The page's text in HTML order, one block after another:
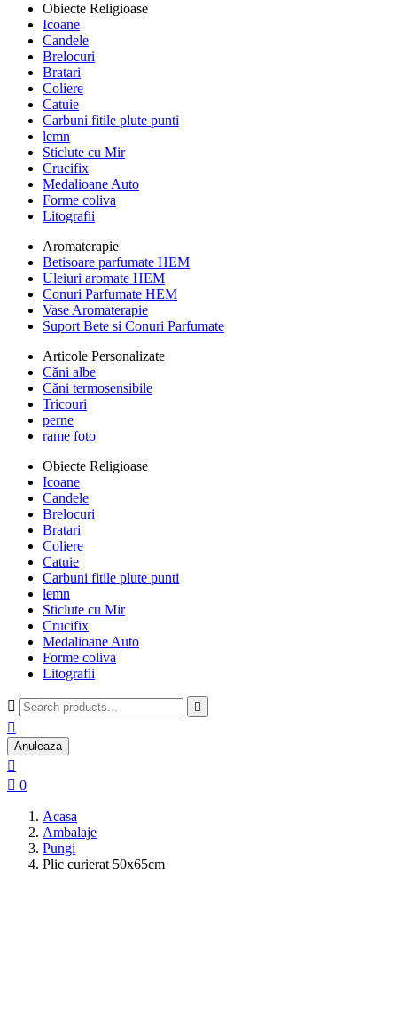
Obiecte Religioase
Icoane
Candele
Brelocuri
Bratari
Coliere
Catuie
Carbuni fitile plute punti
lemn
Sticlute cu Mir
Crucifix
Medalioane Auto
Forme coliva
Litografii
Aromaterapie
Betisoare parfumate HEM
Uleiuri aromate HEM
Conuri Parfumate HEM
Vase Aromaterapie
Suport Bete si Conuri Parfumate
Articole Personalizate
Căni albe
Căni termosensibile
Tricouri
perne
rame foto
Obiecte Religioase
Icoane
Candele
Brelocuri
Bratari
Coliere
Catuie
Carbuni fitile plute punti
lemn
Sticlute cu Mir
Crucifix
Medalioane Auto
Forme coliva
Litografii
 

Anuleaza

 0
Acasa
Ambalaje
Pungi
Plic curierat 50x65cm